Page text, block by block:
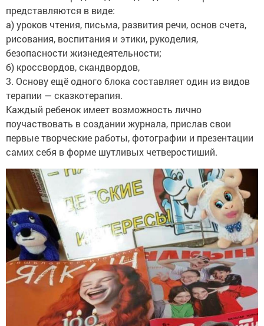
представляются в виде:
а) уроков чтения, письма, развития речи, основ счета,
рисования, воспитания и этики, рукоделия,
безопасности жизнедеятельности;
б) кроссвордов, скандвордов,
3. Основу ещё одного блока составляет один из видов
терапии — сказкотерапия.
Каждый ребенок имеет возможность лично
поучаствовать в создании журнала, прислав свои
первые творческие работы, фотографии и презентации
самих себя в форме шутливых четверостиший.